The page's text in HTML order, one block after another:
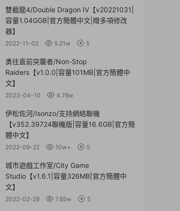
雙截龍4/Double Dragon IV【v20221031|
容量1.04GGB|官方簡體中文|贈多項修改
器】
2022-11-02 5.21w 5
勇往直前突襲者/Non-Stop
Raiders【v1.0.0|容量101MB|官方簡體中
文】
2023-04-10 4.76w
伊松佐河/Isonzo/支持網絡聯機
【v352.39724聯機版|容量16.6GB|官方簡
體中文】
2022-09-22 10w+ 5
城市遊戲工作室/City Game
Studio【v1.6.1|容量326MB|官方簡體中
文】
2022-02-28 7.65w 5